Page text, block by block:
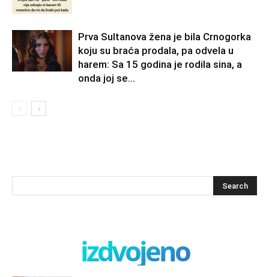
Prva Sultanova žena je bila Crnogorka
koju su braća prodala, pa odvela u
harem: Sa 15 godina je rodila sina, a
onda joj se...
izdvojeno